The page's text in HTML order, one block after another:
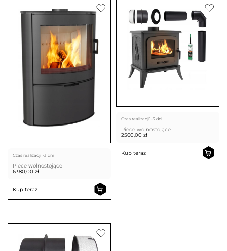
Czas realizacji1-3 dni
Piece wolnostojące
6380,00 zł
Kup teraz
Czas realizacji1-3 dni
Piece wolnostojące
2560,00 zł
Kup teraz